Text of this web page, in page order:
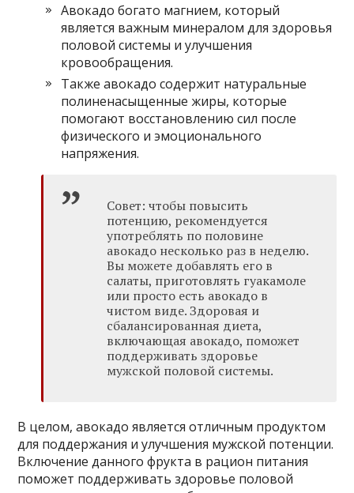
Авокадо богато магнием, который
является важным минералом для здоровья
половой системы и улучшения
кровообращения.
Также авокадо содержит натуральные
полиненасыщенные жиры, которые
помогают восстановлению сил после
физического и эмоционального
напряжения.
Совет: чтобы повысить
потенцию, рекомендуется
употреблять по половине
авокадо несколько раз в неделю.
Вы можете добавлять его в
салаты, приготовлять гуакамоле
или просто есть авокадо в
чистом виде. Здоровая и
сбалансированная диета,
включающая авокадо, поможет
поддерживать здоровье
мужской половой системы.
В целом, авокадо является отличным продуктом
для поддержания и улучшения мужской потенции.
Включение данного фрукта в рацион питания
поможет поддерживать здоровье половой